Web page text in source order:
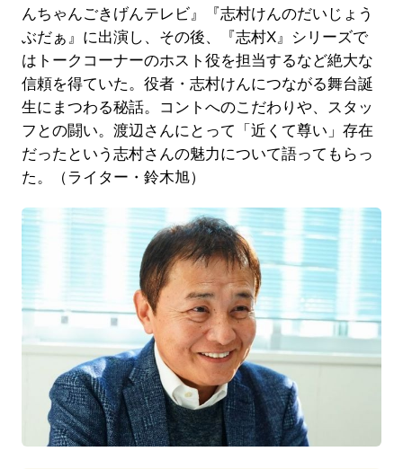
んちゃんごきげんテレビ』『志村けんのだいじょう
ぶだぁ』に出演し、その後、『志村X』シリーズで
はトークコーナーのホスト役を担当するなど絶大な
信頼を得ていた。役者・志村けんにつながる舞台誕
生にまつわる秘話。コントへのこだわりや、スタッ
フとの闘い。渡辺さんにとって「近くて尊い」存在
だったという志村さんの魅力について語ってもらっ
た。（ライター・鈴木旭）